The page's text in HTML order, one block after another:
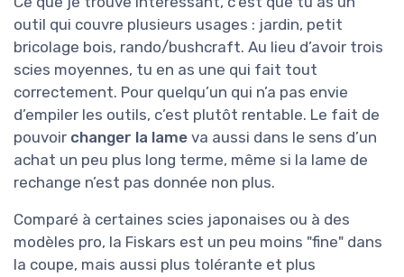
outil qui couvre plusieurs usages : jardin, petit
bricolage bois, rando/bushcraft. Au lieu d’avoir trois
scies moyennes, tu en as une qui fait tout
correctement. Pour quelqu’un qui n’a pas envie
d’empiler les outils, c’est plutôt rentable. Le fait de
pouvoir changer la lame va aussi dans le sens d’un
achat un peu plus long terme, même si la lame de
rechange n’est pas donnée non plus.
Comparé à certaines scies japonaises ou à des
modèles pro, la Fiskars est un peu moins "fine" dans
la coupe, mais aussi plus tolérante et plus